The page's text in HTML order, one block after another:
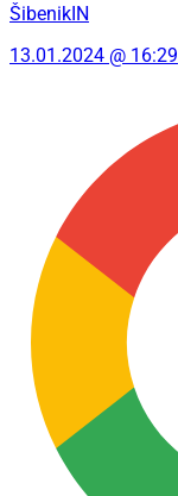
ŠibenikIN
13.01.2024 @ 16:29